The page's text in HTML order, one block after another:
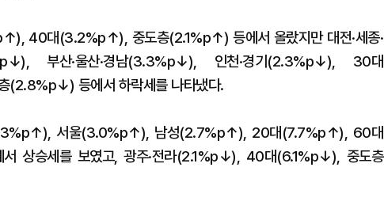
40대(3.2%p↑), 중도층(2.1%p↑) 등에서 올랐지만 대전·세종·
부산·울산·경남(3.3%p↓), 인천·경기(2.3%p↓), 30대
등에서 하락세를 나타냈다.
(6.3%p↑), 서울(3.0%p↑), 남성(2.7%p↑), 20대(7.7%p↑), 60대
상승세를 보였고, 광주·전라(2.1%p↓), 40대(6.1%p↓), 중도층